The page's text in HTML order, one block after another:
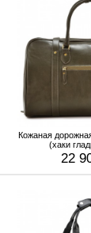
Кожаная
(хаки
22